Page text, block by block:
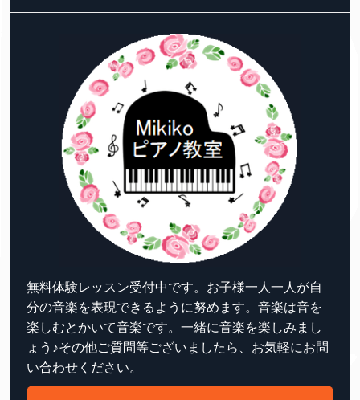
無料体験レッスン受付中です。お子様一人一人が自
分の音楽を表現できるように努めます。音楽は音を
楽しむとかいて音楽です。一緒に音楽を楽しみまし
ょう♪その他ご質問等ございましたら、お気軽にお問
い合わせください。